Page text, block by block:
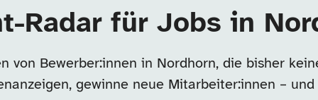
Radar für Jobs in
Bewerber:innen in Nordhorn, die bisher
gewinne neue Mitarbeiter:innen –